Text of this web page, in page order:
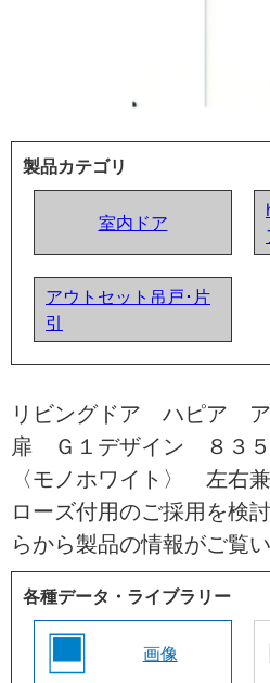
製品カテゴリ
室内ドア
アウトセット吊戸･片
引
リビングドア ハピア
扉 Ｇ１デザイン ８３
〈モノホワイト〉 左
ローズ付用のご採用を検
らから製品の情報がご覧
各種データ・ライブラリー
画像